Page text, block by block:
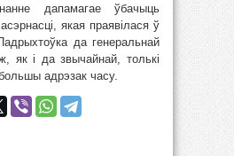
дапамагае ўбачыць
якая праявілася ў
да генеральнай
як і да звычайнай, толькі
адрэзак часу.